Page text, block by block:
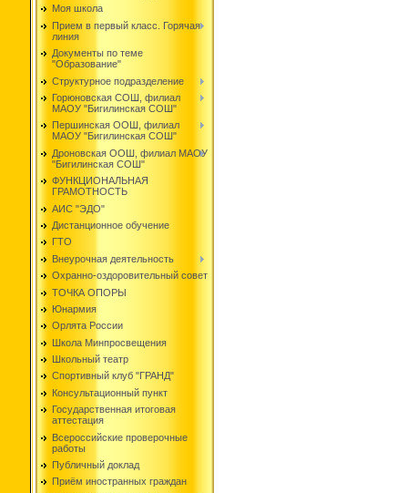
Моя школа
Прием в первый класс. Горячая
линия
Документы по теме
"Образование"
Структурное подразделение
Горюновская СОШ, филиал
МАОУ "Бигилинская СОШ"
Першинская ООШ, филиал
МАОУ "Бигилинская СОШ"
Дроновская ООШ, филиал МАОУ
"Бигилинская СОШ"
ФУНКЦИОНАЛЬНАЯ
ГРАМОТНОСТЬ
АИС "ЭДО"
Дистанционное обучение
ГТО
Внеурочная деятельность
Охранно-оздоровительный совет
ТОЧКА ОПОРЫ
Юнармия
Орлята России
Школа Минпросвещения
Школьный театр
Спортивный клуб "ГРАНД"
Консультационный пункт
Государственная итоговая
аттестация
Всероссийские проверочные
работы
Публичный доклад
Приём иностранных граждан